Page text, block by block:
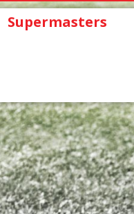
Supermasters